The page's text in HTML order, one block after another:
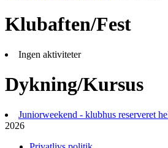
Klubaften/Fest
Ingen aktiviteter
Dykning/Kursus
Juniorweekend - klubhus reserveret
2026